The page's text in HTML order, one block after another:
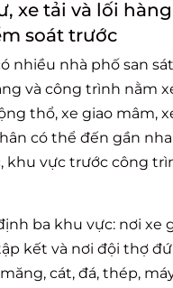
xe tải và lối
soát trước
nhiều nhà phố san
và công trình nằm
thổ, xe giao mâm,
có thể đến gần
khu vực trước công
ba khu vực: nơi xe
kết và nơi đội thợ
cát, đá, thép,